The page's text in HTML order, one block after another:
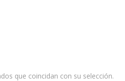
que coincidan con su selección.